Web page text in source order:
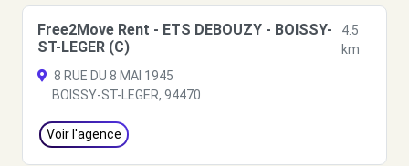
Free2Move Rent - ETS DEBOUZY - BOISSY-
ST-LEGER (C)
4.5
km
8 RUE DU 8 MAI 1945
BOISSY-ST-LEGER, 94470
Voir l'agence